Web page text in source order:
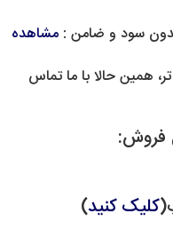
سود و ضامن : مشاهده
همین حالا با ما تماس
فروش:
کلیک کنید)